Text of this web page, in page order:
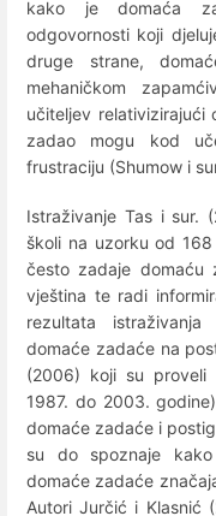
kako je domaća
odgovornosti koji
druge strane,
mehaničkom
učiteljev relativizirajući
zadao mogu kod
frustraciju (Shumow i
Istraživanje Tas i sur.
školi na uzorku od
često zadaje
vještina te radi
rezultata
domaće zadaće na
(2006) koji su proveli
1987. do 2003.
domaće zadaće i
su do spoznaje
domaće zadaće
Autori Jurčić i Klasnić